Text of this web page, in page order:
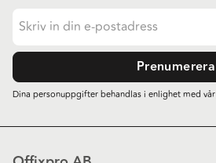
Prenumerera
Dina personuppgifter behandlas i enlighet med vår